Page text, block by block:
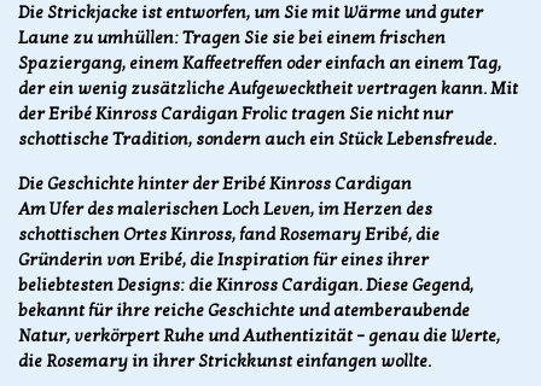
Die Strickjacke ist entworfen, um Sie mit Wärme und guter
Laune zu umhüllen: Tragen Sie sie bei einem frischen
Spaziergang, einem Kaffeetreffen oder einfach an einem Tag,
der ein wenig zusätzliche Aufgewecktheit vertragen kann. Mit
der Eribé Kinross Cardigan Frolic tragen Sie nicht nur
schottische Tradition, sondern auch ein Stück Lebensfreude.
Die Geschichte hinter der Eribé Kinross Cardigan
Am Ufer des malerischen Loch Leven, im Herzen des
schottischen Ortes Kinross, fand Rosemary Eribé, die
Gründerin von Eribé, die Inspiration für eines ihrer
beliebtesten Designs: die Kinross Cardigan. Diese Gegend,
bekannt für ihre reiche Geschichte und atemberaubende
Natur, verkörpert Ruhe und Authentizität – genau die Werte,
die Rosemary in ihrer Strickkunst einfangen wollte.